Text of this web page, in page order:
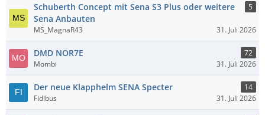
Schuberth Concept mit Sena S3 Plus oder weitere
Sena Anbauten
5
MS_MagnaR43 31. Juli 2026
DMD NOR7E
72
Mombi
31. Juli 2026
Der neue Klapphelm SENA Specter
14
Fidibus
31. Juli 2026